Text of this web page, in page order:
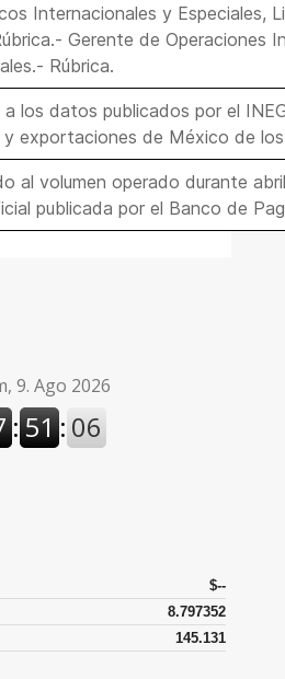
Internacionales y Especiales,
Gerente de Operaciones
Rúbrica.
datos publicados por el
exportaciones de México de
volumen operado durante
publicada por el Banco de